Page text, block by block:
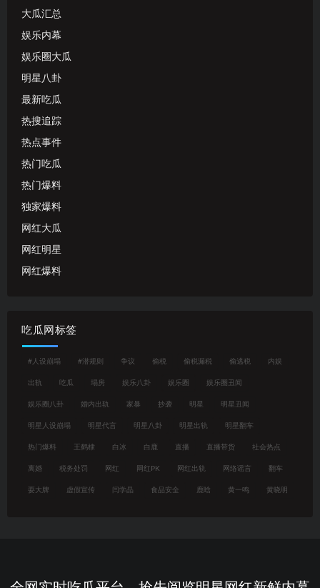
大瓜汇总
娱乐内幕
娱乐圈大瓜
明星八卦
最新吃瓜
热搜追踪
热点事件
热门吃瓜
热门爆料
独家爆料
网红大瓜
网红明星
网红爆料
吃瓜网标签
#人设崩塌 #潜规则 争议 偷税 偷税漏税 偷逃税 内娱
出轨 吃瓜 塌房 娱乐八卦 娱乐圈 娱乐圈丑闻
娱乐圈八卦 婚内出轨 家暴 抄袭 明星 明星丑闻
明星人设崩塌 明星代言 明星八卦 明星出轨 明星翻车
热门爆料 王鹤棣 白冰 白鹿 直播 直播带货 社会热点
离婚 税务处罚 网红 网红PK 网红出轨 网络谣言 翻车
耍大牌 虚假宣传 闫学晶 食品安全 鹿晗 黄一鸣 黄晓明